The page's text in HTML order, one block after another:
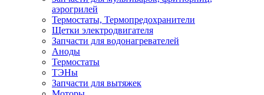
аэрогрилей
Термостаты, Термопредохранители
Щетки электродвигателя
Запчасти для водонагревателей
Аноды
Термостаты
ТЭНы
Запчасти для вытяжек